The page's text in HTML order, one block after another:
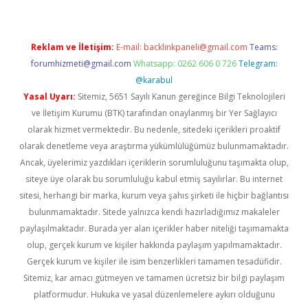
Reklam ve İletişim: E-mail: backlinkpaneli@gmail.com Teams:
forumhizmeti@gmail.com Whatsapp: 0262 606 0 726 Telegram:
@karabul
Yasal Uyarı: Sitemiz, 5651 Sayılı Kanun gereğince Bilgi Teknolojileri
ve İletişim Kurumu (BTK) tarafından onaylanmış bir Yer Sağlayıcı
olarak hizmet vermektedir. Bu nedenle, sitedeki içerikleri proaktif
olarak denetleme veya araştırma yükümlülüğümüz bulunmamaktadır.
Ancak, üyelerimiz yazdıkları içeriklerin sorumluluğunu taşımakta olup,
siteye üye olarak bu sorumluluğu kabul etmiş sayılırlar. Bu internet
sitesi, herhangi bir marka, kurum veya şahıs şirketi ile hiçbir bağlantısı
bulunmamaktadır. Sitede yalnızca kendi hazırladığımız makaleler
paylaşılmaktadır. Burada yer alan içerikler haber niteliği taşımamakta
olup, gerçek kurum ve kişiler hakkında paylaşım yapılmamaktadır.
Gerçek kurum ve kişiler ile isim benzerlikleri tamamen tesadüfidir.
Sitemiz, kar amacı gütmeyen ve tamamen ücretsiz bir bilgi paylaşım
platformudur. Hukuka ve yasal düzenlemelere aykırı olduğunu